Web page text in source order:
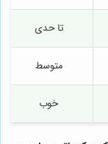
تا حدی
متوسط
خوب